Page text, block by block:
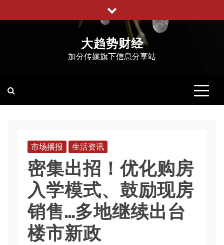
至
大趋势财经
加分传媒旗下信息分享站
市场播报 生活资讯
密集出招！优化购房
入学模式、鼓励现房
销售…多地继续出台
楼市新政